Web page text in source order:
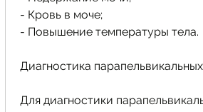
- Кровь в моче;
- Повышение температуры тела.
Диагностика
Для диагностики